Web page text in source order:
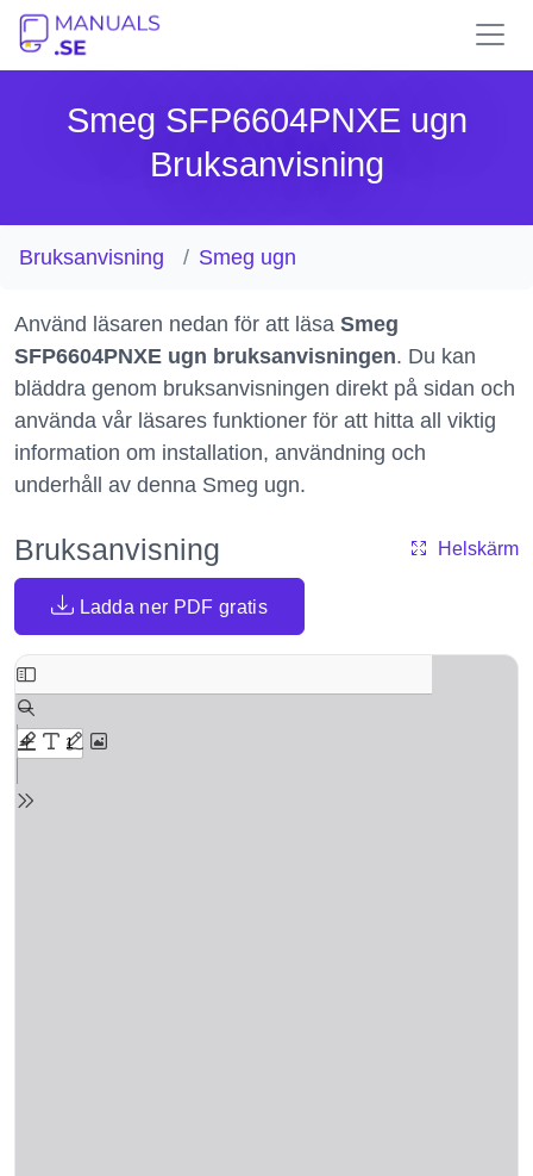
Smeg SFP6604PNXE ugn
Bruksanvisning
Bruksanvisning Smeg ugn
Använd läsaren nedan för att läsa Smeg
SFP6604PNXE ugn bruksanvisningen. Du kan
bläddra genom bruksanvisningen direkt på sidan och
använda vår läsares funktioner för att hitta all viktig
information om installation, användning och
underhåll av denna Smeg ugn.
Bruksanvisning Helskärm
Ladda ner PDF gratis